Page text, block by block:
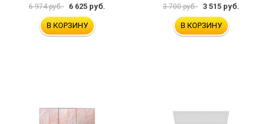
6 974 руб. 6 625 руб.
В КОРЗИНУ
3 700 руб. 3 515 руб.
В КОРЗИНУ